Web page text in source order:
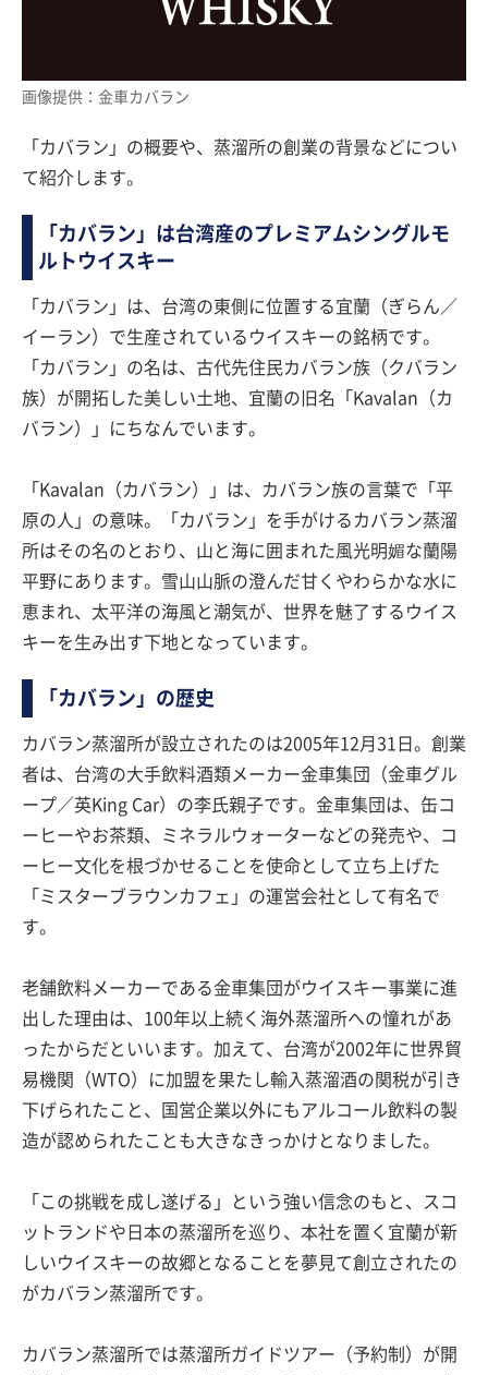
画像提供：金車カバラン
「カバラン」の概要や、蒸溜所の創業の背景などについ
て紹介します。
「カバラン」は台湾産のプレミアムシングルモ
ルトウイスキー
「カバラン」は、台湾の東側に位置する宜蘭（ぎらん／
イーラン）で生産されているウイスキーの銘柄です。
「カバラン」の名は、古代先住民カバラン族（クバラン
族）が開拓した美しい土地、宜蘭の旧名「Kavalan（カ
バラン）」にちなんでいます。
「Kavalan（カバラン）」は、カバラン族の言葉で「平
原の人」の意味。「カバラン」を手がけるカバラン蒸溜
所はその名のとおり、山と海に囲まれた風光明媚な蘭陽
平野にあります。雪山山脈の澄んだ甘くやわらかな水に
恵まれ、太平洋の海風と潮気が、世界を魅了するウイス
キーを生み出す下地となっています。
「カバラン」の歴史
カバラン蒸溜所が設立されたのは2005年12月31日。創業
者は、台湾の大手飲料酒類メーカー金車集団（金車グル
ープ／英King Car）の李氏親子です。金車集団は、缶コ
ーヒーやお茶類、ミネラルウォーターなどの発売や、コ
ーヒー文化を根づかせることを使命として立ち上げた
「ミスターブラウンカフェ」の運営会社として有名で
す。
老舗飲料メーカーである金車集団がウイスキー事業に進
出した理由は、100年以上続く海外蒸溜所への憧れがあ
ったからだといいます。加えて、台湾が2002年に世界貿
易機関（WTO）に加盟を果たし輸入蒸溜酒の関税が引き
下げられたこと、国営企業以外にもアルコール飲料の製
造が認められたことも大きなきっかけとなりました。
「この挑戦を成し遂げる」という強い信念のもと、スコ
ットランドや日本の蒸溜所を巡り、本社を置く宜蘭が新
しいウイスキーの故郷となることを夢見て創立されたの
がカバラン蒸溜所です。
カバラン蒸溜所では蒸溜所ガイドツアー（予約制）が開